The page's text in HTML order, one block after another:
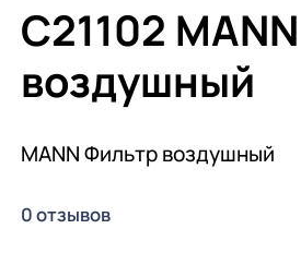
C21102
воздушный
MANN Фильтр воздушный
0 отзывов